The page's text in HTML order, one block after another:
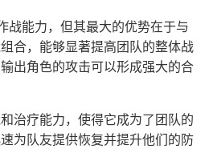
战能力，但其最大的优势在于与
合，能够显著提高团队的整体战
出角色的攻击可以形成强大的合
治疗能力，使得它成为了团队的
为队友提供恢复并提升他们的防